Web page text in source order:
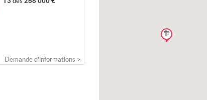
Demande d'informations >